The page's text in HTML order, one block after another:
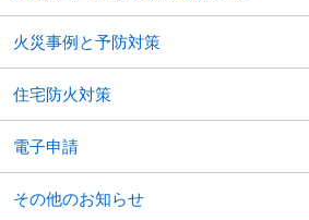
火災事例と予防対策
住宅防火対策
電子申請
その他のお知らせ